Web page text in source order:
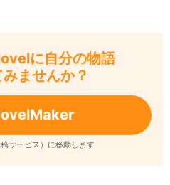
に自分の物語
ませんか？
サービス）に移動します